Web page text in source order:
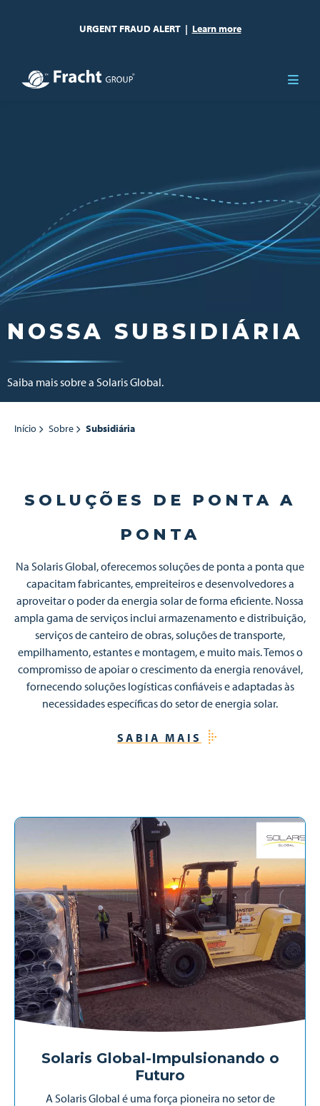
URGENT FRAUD ALERT | Learn more
NOSSA SUBSIDIÁRIA
Saiba mais sobre a Solaris Global.
Início Sobre Subsidiária
SOLUÇÕES DE PONTA A
PONTA
Na Solaris Global, oferecemos soluções de ponta a ponta que
capacitam fabricantes, empreiteiros e desenvolvedores a
aproveitar o poder da energia solar de forma eficiente. Nossa
ampla gama de serviços inclui armazenamento e distribuição,
serviços de canteiro de obras, soluções de transporte,
empilhamento, estantes e montagem, e muito mais. Temos o
compromisso de apoiar o crescimento da energia renovável,
fornecendo soluções logísticas confiáveis e adaptadas às
necessidades específicas do setor de energia solar.
SABIA MAIS
Solaris Global-Impulsionando o
Futuro
A Solaris Global é uma força pioneira no setor de